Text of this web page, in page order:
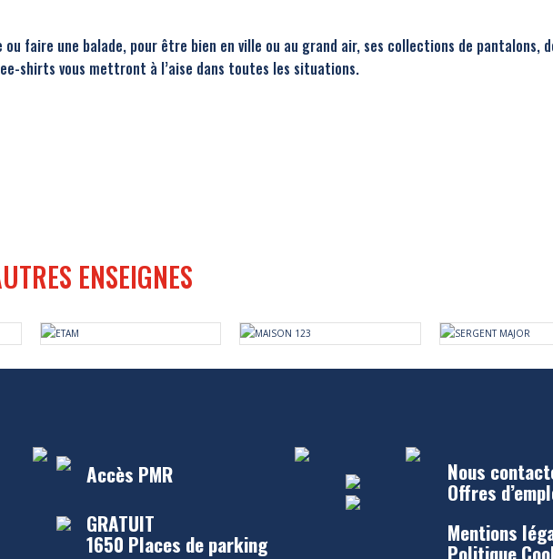
faire une balade, pour être bien en ville ou au grand air, ses collections de pantalons,
shirts vous mettront à l’aise dans toutes les situations.
ENSEIGNES
Accès PMR
GRATUIT
1650 Places de parking
Nous
Offres
Mentions
Politique